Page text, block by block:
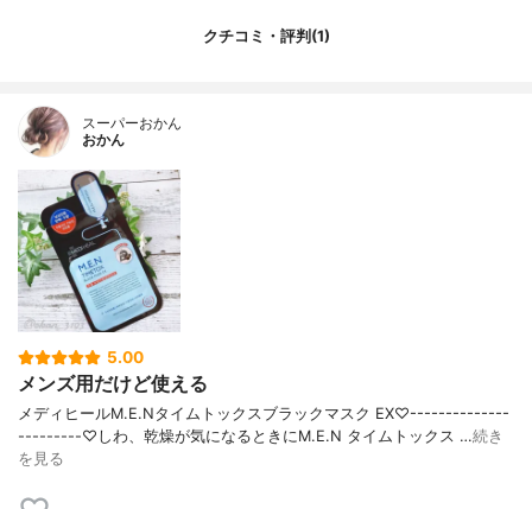
クチコミ・評判(1)
スーパーおかん
おかん
5.00
メンズ用だけど使える
メディヒールM.E.Nタイムトックスブラックマスク EX♡--------------
---------♡しわ、乾燥が気になるときにM.E.N タイムトックス …続き
を見る